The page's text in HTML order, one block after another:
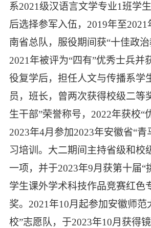
系2021级汉语言文学专业1班学生
后选择参军入伍， 2019年至2021
南省总队，服役期间获“十佳政治
2021 年被评为“四有”优秀士兵并
役复学后，担任人文与传播系学
员，班长，曾两次获得校级二等
生干部”荣誉称号， 2022年获校“
2023年4月参加2023年安徽省“青
习培训。大二期间主持省级和校
一项，并于2023年9月获第十届“
学生课外学术科技作品竞赛红色
奖。 2021 年10月起参加安徽师范
校”志愿队，于2023年10月获得